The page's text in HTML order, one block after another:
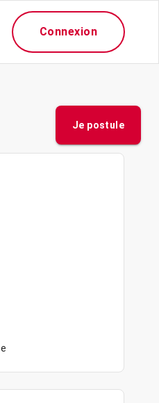
Connexion
Je postule